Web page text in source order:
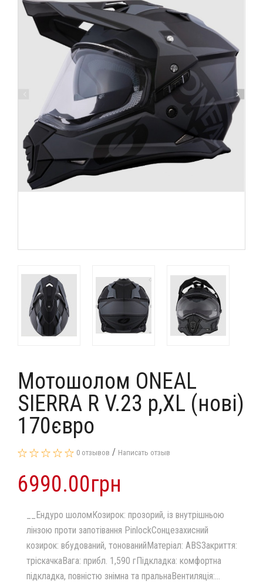
Мотошолом ONEAL
SIERRA R V.23 p,XL (нові)
170євро
0 отзывов / Написать отзыв
6990.00грн
__Ендуро шоломКозирок: прозорий, із внутрішньою
лінзою проти запотівання PinlockСонцезахисний
козирок: вбудований, тонованийМатеріал: ABSЗакриття:
тріскачкаВага: прибл. 1,590 гПідкладка: комфортна
підкладка, повністю знімна та пральнаВентиляція:...